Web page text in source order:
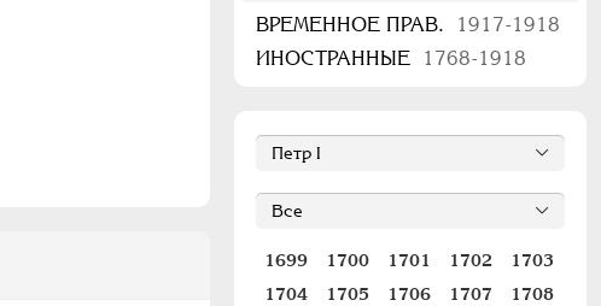
ВРЕМЕННОЕ ПРАВ.
1917-1918
ИНОСТРАННЫЕ
1768-1918
1699 1700 1701 1702
1703
1704
1705 1706 1707 1708